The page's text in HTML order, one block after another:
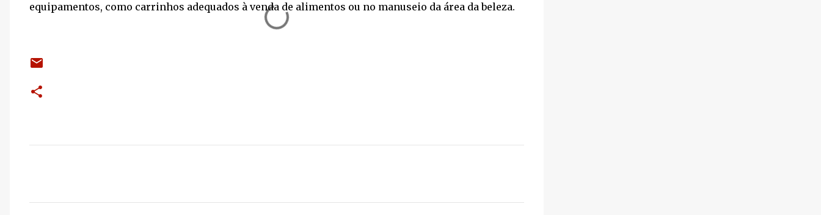
equipamentos, como carrinhos adequados à venda de alimentos ou no manuseio da área da beleza.